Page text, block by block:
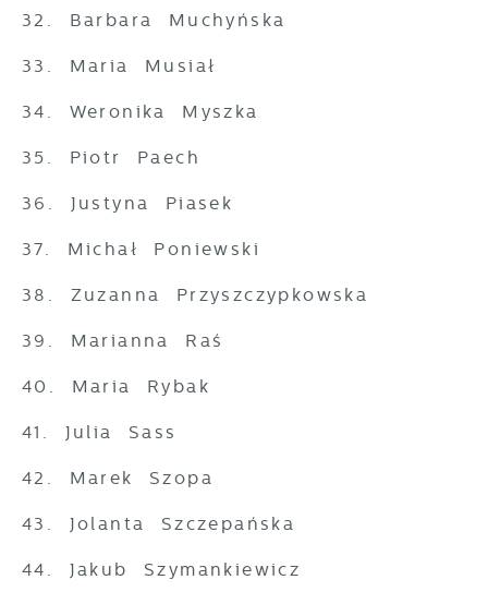
32. Barbara Muchyńska
33. Maria Musiał
34. Weronika Myszka
35. Piotr Paech
36. Justyna Piasek
37. Michał Poniewski
38. Zuzanna Przyszczypkowska
39. Marianna Raś
40. Maria Rybak
41. Julia Sass
42. Marek Szopa
43. Jolanta Szczepańska
44. Jakub Szymankiewicz